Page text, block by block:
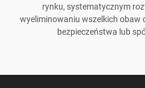
rynku, systematycznym
wyeliminowaniu wszelkich obaw
bezpieczeństwa lub